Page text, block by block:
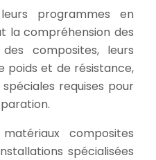
programmes en
la compréhension des
composites, leurs
poids et de résistance,
requises pour
composites
spécialisées